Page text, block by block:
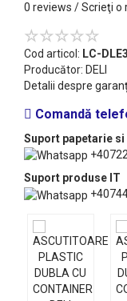
0 reviews /Scrieţi o
Cod articol: LC-
Producător: DELI
Detalii despre
Comandă
Suport papetarie
Suport produse IT